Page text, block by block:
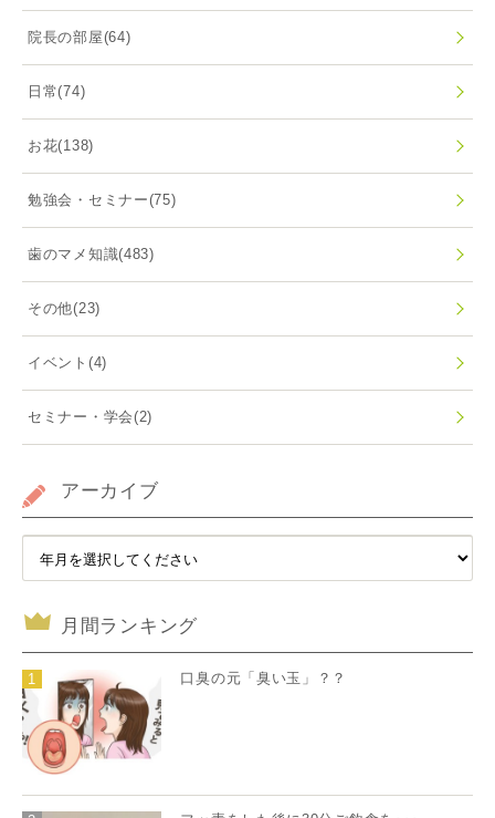
院長の部屋(64)
日常(74)
お花(138)
勉強会・セミナー(75)
歯のマメ知識(483)
その他(23)
イベント (4)
セミナー・学会(2)
アーカイブ
月間ランキング
1 口臭の元「臭い玉」？？